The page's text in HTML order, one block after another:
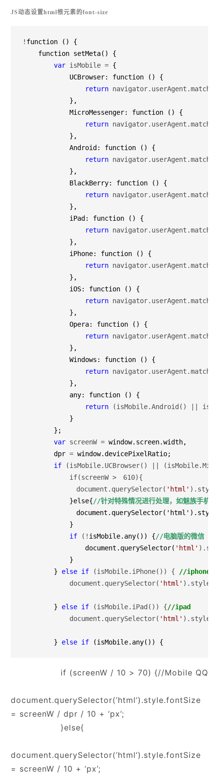
JS动态设置html根元素的font-size
! function () {
    function setMeta() {
var isMobile = {
            UCBrowser: function () {
return navigator.userAgent.match(/
            },
            MicroMessenger: function () {
return navigator.userAgent.match(/
            },
            Android: function () {
return
            },
            BlackBerry: function () {
return
            },
            iPad: function () {
return
            },
            iPhone: function () {
return navigator.userAgent.match(/
            },
            iOS: function () {
return
            },
            Opera: function () {
return
            },
            Windows: function () {
return
            },
            any: function () {
return (isMobile.Android() ||
            }
        };
var screenW = window.screen.width,
        dpr
= window.devicePixelRatio;
if (isMobile.UCBrowser() ||
            if(screenW >　610){
            　document.querySelector(
' html '
            }else{
//针对特殊情况进行处理，如魅族手机在
　
            }
if (! isMobile.any()) {//电脑版的微信
                document.querySelector(
' html '
            }
        }
else if (isMobile.iPhone()) { //iphone
            document.querySelector(
' html '
        }
else if (isMobile.iPad()) {//ipad
            document.querySelector(
' html '
        }
else if
if (screenW / 10 > 70) {//Mobile QQ
document.querySelector(‘html’).style.fontSize
= screenW / dpr / 10 + ‘px’;
}else{
document.querySelector(‘html’).style.fontSize
= screenW / 10 + ‘px’;